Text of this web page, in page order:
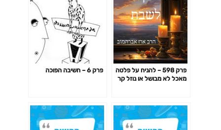
פרק 598 – להניח על פלטה
מאכל לא מבושל או נוזל קר
הפשר")
פרק 6 – חשיבה הפוכה